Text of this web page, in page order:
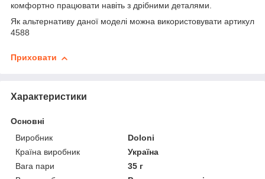
комфортно працювати навіть з дрібними деталями.
Як альтернативу даної моделі можна використовувати артикул
4588
Приховати
Характеристики
Основні
Виробник
Doloni
Країна виробник
Україна
Вага пари
35 г